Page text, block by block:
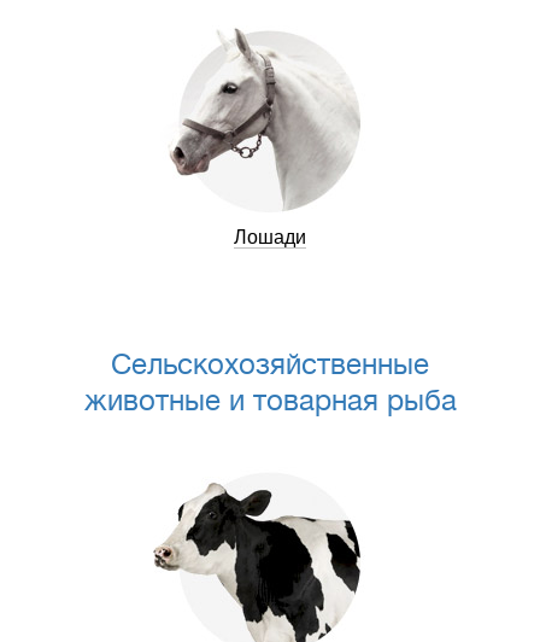
Лошади
Сельскохозяйственные
животные и товарная рыба